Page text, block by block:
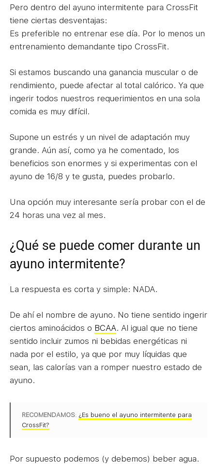
Pero dentro del ayuno intermitente para CrossFit
tiene ciertas desventajas:
Es preferible no entrenar ese día. Por lo menos un
entrenamiento demandante tipo CrossFit.
Si estamos buscando una ganancia muscular o de
rendimiento, puede afectar al total calórico. Ya que
ingerir todos nuestros requerimientos en una sola
comida es muy difícil.
Supone un estrés y un nivel de adaptación muy
grande. Aún así, como ya he comentado, los
beneficios son enormes y si experimentas con el
ayuno de 16/8 y te gusta, puedes probarlo.
Una opción muy interesante sería probar con el de
24 horas una vez al mes.
¿Qué se puede comer durante un
ayuno intermitente?
La respuesta es corta y simple: NADA.
De ahí el nombre de ayuno. No tiene sentido ingerir
ciertos aminoácidos o BCAA. Al igual que no tiene
sentido incluir zumos ni bebidas energéticas ni
nada por el estilo, ya que por muy líquidas que
sean, las calorías van a romper nuestro estado de
ayuno.
RECOMENDAMOS: ¿Es bueno el ayuno intermitente para
CrossFit?
Por supuesto podemos (y debemos) beber agua.